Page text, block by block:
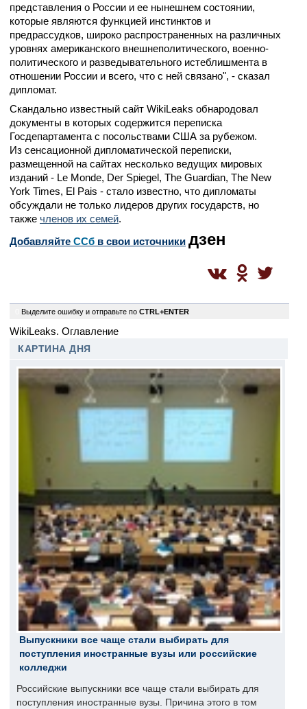
представления о России и ее нынешнем состоянии,
которые являются функцией инстинктов и
предрассудков, широко распространенных на различных
уровнях американского внешнеполитического, военно-
политического и разведывательного истеблишмента в
отношении России и всего, что с ней связано", - сказал
дипломат.
Скандально известный сайт WikiLeaks обнародовал
документы в которых содержится переписка
Госдепартамента с посольствами США за рубежом.
Из сенсационной дипломатической переписки,
размещенной на сайтах несколько ведущих мировых
изданий - Le Monde, Der Spiegel, The Guardian, The New
York Times, El Pais - стало известно, что дипломаты
обсуждали не только лидеров других государств, но
также членов их семей.
Добавляйте CСб в свои источники дзен
Выделите ошибку и отправьте по CTRL+ENTER
WikiLeaks. Оглавление
КАРТИНА ДНЯ
Выпускники все чаще стали выбирать для
поступления иностранные вузы или российские
колледжи
Российские выпускники все чаще стали выбирать для
поступления иностранные вузы. Причина этого в том